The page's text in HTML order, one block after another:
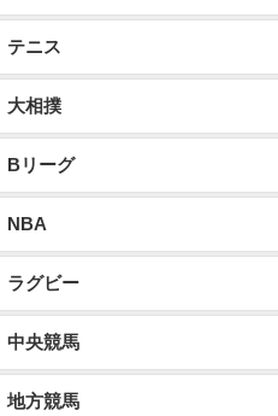
テニス
大相撲
Bリーグ
NBA
ラグビー
中央競馬
地方競馬